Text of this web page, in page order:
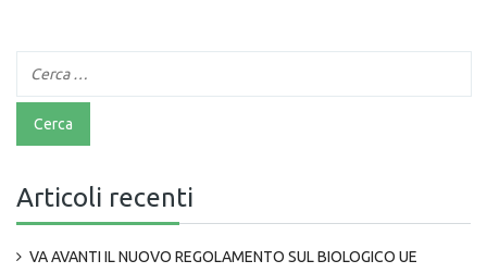
Articoli recenti
VA AVANTI IL NUOVO REGOLAMENTO SUL BIOLOGICO UE